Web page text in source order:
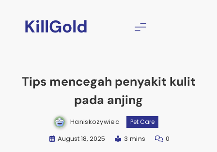
KillGold
Tips mencegah penyakit kulit
pada anjing
Haniskozywiec Pet Care
August 18, 2025 3 mins 0